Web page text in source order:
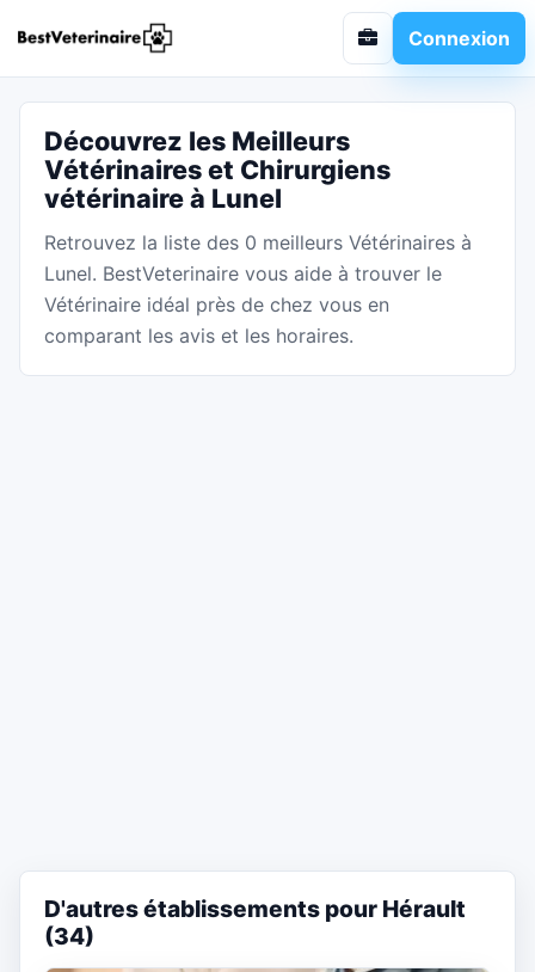
Connexion
Découvrez les Meilleurs
Vétérinaires et Chirurgiens
vétérinaire à Lunel
Retrouvez la liste des 0 meilleurs Vétérinaires à
Lunel. BestVeterinaire vous aide à trouver le
Vétérinaire idéal près de chez vous en
comparant les avis et les horaires.
D'autres établissements pour Hérault
(34)